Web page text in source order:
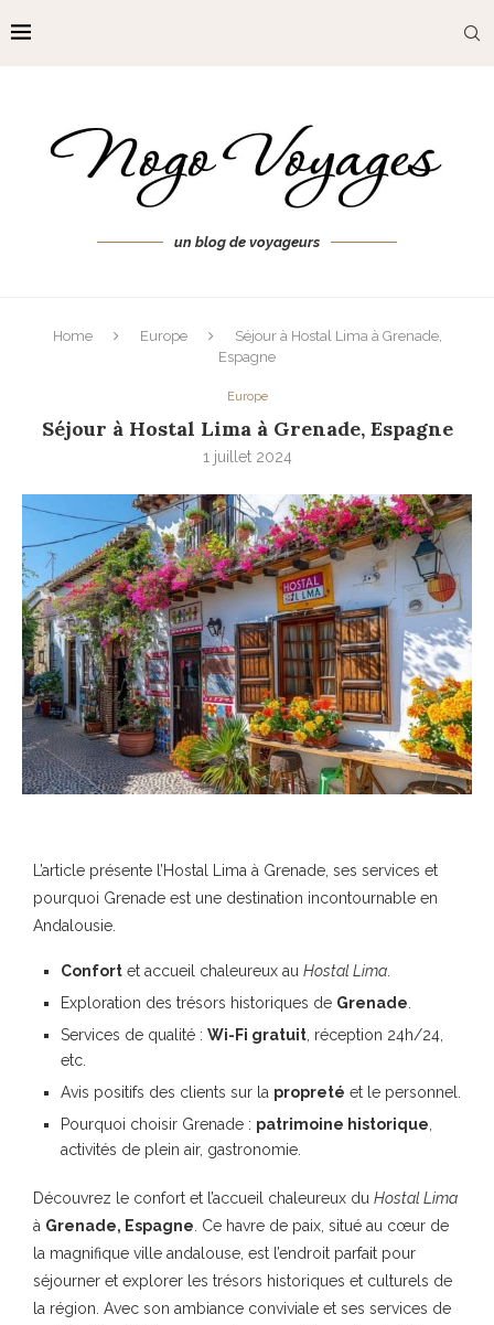
un blog de voyageurs
Home Europe
Séjour à Hostal Lima à Grenade,
Espagne
Europe
Séjour à Hostal Lima à Grenade, Espagne
1 juillet 2024
L’article présente l’Hostal Lima à Grenade, ses services et
pourquoi Grenade est une destination incontournable en
Andalousie.
Confort et accueil chaleureux au Hostal Lima
Exploration des trésors historiques de Grenade
Services de qualité : Wi-Fi gratuit , réception 24h/24,
etc.
Avis positifs des clients sur la propreté et le personnel.
Pourquoi choisir Grenade : patrimoine historique
activités de plein air, gastronomie.
Découvrez le confort et l’accueil chaleureux du Hostal Lima
à Grenade, Espagne . Ce havre de paix, situé au cœur de
la magnifique ville andalouse, est l’endroit parfait pour
séjourner et explorer les trésors historiques et culturels de
la région. Avec son ambiance conviviale et ses services de